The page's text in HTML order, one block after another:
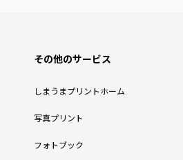
その他のサービス
しまうまプリントホーム
写真プリント
フォトブック